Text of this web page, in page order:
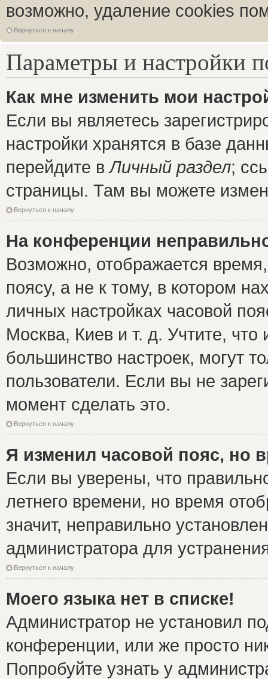
возможно, удаление cookies
Вернуться к началу
Параметры и настройки
Как мне изменить мои
Если вы являетесь
настройки хранятся в базе
перейдите вЛичный раздел;
страницы. Там вы можете
Вернуться к началу
На конференции
Возможно, отображается
поясу, а не к тому, в котором
личных настройках часовой
Москва, Киев и т. д. Учтите, что
большинство настроек, могут
пользователи. Если вы не
момент сделать это.
Вернуться к началу
Я изменил часовой пояс, но
Если вы уверены, что
летнего времени, но время
значит, неправильно
администратора для
Вернуться к началу
Моего языка нет в списке!
Администратор не установил
конференции, или же просто
Попробуйте узнать у